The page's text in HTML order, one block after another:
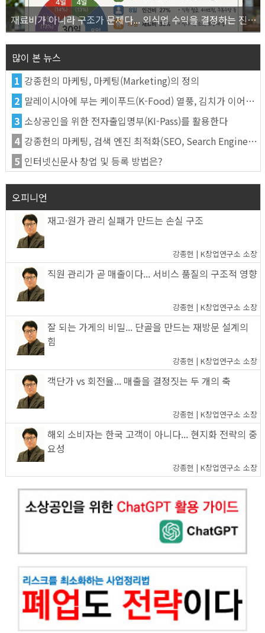
재료비가 아니라 구조가 문제다... 외식업 수익을 결정하는 진짜 숫자의 비밀
많이 본 뉴스
1 강종헌의 마케팅, 마케팅(Marketing)의 정의
2 말레이시아에 부는 케이푸드(K-Food) 열풍, 김치가 이어간다
3 소상공인을 위한 전자출입명부(KI-Pass)를 활용한다
4 강종헌의 마케팅, 검색 엔진 최적화(SEO, Search Engine Optimization)란
5 인터넷신문사 창업 및 등록 방법은?
오피니언
재고·원가 관리 실패가 만드는 손실 구조
강종헌 | K창업연구소 소장
직원 관리가 곧 매출이다... 서비스 품질의 구조적 영향
강종헌 | K창업연구소 소장
잘 되는 가게의 비밀... 단골을 만드는 재방문 설계의
힘
강종헌 | K창업연구소 소장
객단가 vs 회전율... 매출을 결정짓는 두 개의 축
강종헌 | K창업연구소 소장
해외 소비자는 한국 고객이 아니다... 현지화 전략의 중
요성
강종헌 | K창업연구소 소장